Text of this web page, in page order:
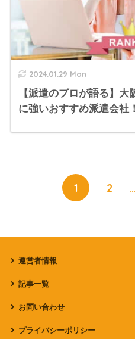
2024.01.29 Mon
【派遣のプロが語る】
に強いおすすめ派遣会社
1 2 …
運営者情報
記事一覧
お問い合わせ
プライバシーポリシー